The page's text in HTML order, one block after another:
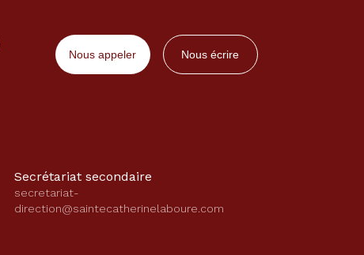
Nous appeler Nous écrire
Secrétariat secondaire
secretariat-
direction@saintecatherinelaboure.com